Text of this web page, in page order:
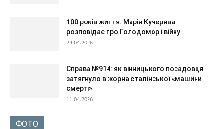
100 років життя: Марія Кучерява
розповідає про Голодомор і війну
24.04.2026
Справа №914: як вінницького посадовця
затягнуло в жорна сталінської «машини
смерті»
11.04.2026
ФОТО